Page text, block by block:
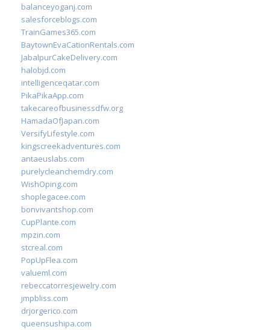
balanceyoganj.com
salesforceblogs.com
TrainGames365.com
BaytownEvaCationRentals.com
JabalpurCakeDelivery.com
halobjd.com
intelligenceqatar.com
PikaPikaApp.com
takecareofbusinessdfw.org
HamadaOfJapan.com
VersifyLifestyle.com
kingscreekadventures.com
antaeuslabs.com
purelycleanchemdry.com
WishOping.com
shoplegacee.com
bonvivantshop.com
CupPlante.com
mpzin.com
stcreal.com
PopUpFlea.com
valueml.com
rebeccatorresjewelry.com
jmpbliss.com
drjorgerico.com
queensushipa.com